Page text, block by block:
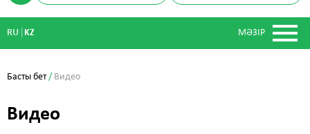
МӘЗІР
RU KZ
Басты бет/ Видео
Видео